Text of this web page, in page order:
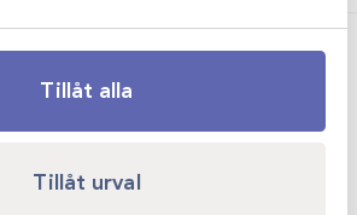
Tillåt alla
Tillåt urval